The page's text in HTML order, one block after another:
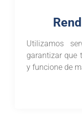
Utilizamos
garantizar que
y funcione de